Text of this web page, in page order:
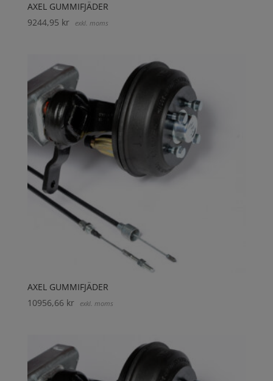
AXEL GUMMIFJÄDER
9244,95 kr exkl. moms
AXEL GUMMIFJÄDER
10956,66 kr exkl. moms